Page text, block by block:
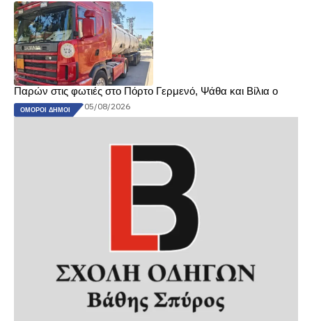
Παρών στις φωτιές στο Πόρτο Γερμενό, Ψάθα και Βίλια ο
ΌΜΟΡΟΙ ΔΉΜΟΙ 05/08/2026